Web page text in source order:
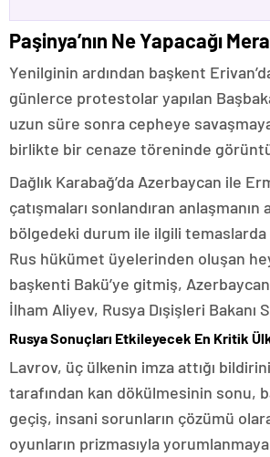
Paşinya’nın Ne Yapacağı
Yenilginin ardından başkent
günlerce protestolar yapılan
uzun süre sonra cepheye
birlikte bir cenaze töreninde
Dağlık Karabağ’da Azerbaycan ile
çatışmaları sonlandıran anlaşmanın
bölgedeki durum ile ilgili
Rus hükümet üyelerinden oluşan
başkenti Bakü’ye gitmiş,
İlham Aliyev, Rusya Dışişleri Bakanı
Rusya Sonuçları Etkileyecek En Kritik
Lavrov, üç ülkenin imza attığı
tarafından kan dökülmesinin sonu,
geçiş, insani sorunların çözümü
oyunların prizmasıyla yorumlanmaya